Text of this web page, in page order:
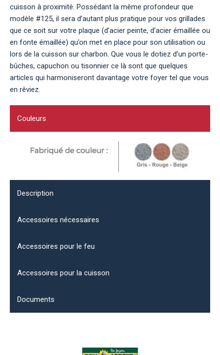
cuisson à proximité. Possédant la même profondeur que
modèle #125, il sera d’autant plus pratique pour vos grillades
que ce soit sur votre plaque (d’acier peinte, d’acier émaillée ou
en fonte émaillée) qu’on met en place pour son utilisation ou
lors de la cuisson sur charbon. Que vous le dotiez d’un porte-
bûches, capuchon ou tisonnier ce là sont que quelques
articles qui harmoniseront davantage votre foyer tel que vous
en rêviez.
Couleurs
Description
Accessoires nécessaires
Accessoires pour le feu
Accessoires pour la cuisson
Documents